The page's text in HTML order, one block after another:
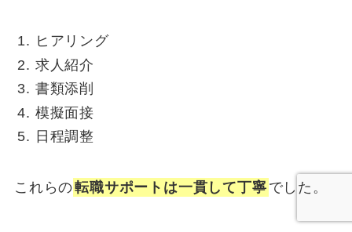
ヒアリング
求人紹介
書類添削
模擬面接
日程調整
これらの転職サポートは一貫して丁寧 でした。